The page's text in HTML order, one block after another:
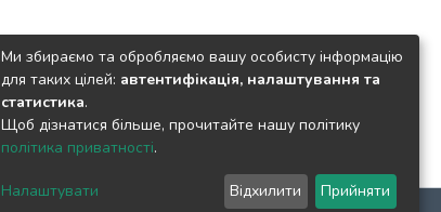
Ми збираємо та обробляємо вашу особисту інформацію
для таких цілей: автентифікація, налаштування та
статистика.
Щоб дізнатися більше, прочитайте нашу політику
політика приватності.
Налаштувати Відхилити Прийняти